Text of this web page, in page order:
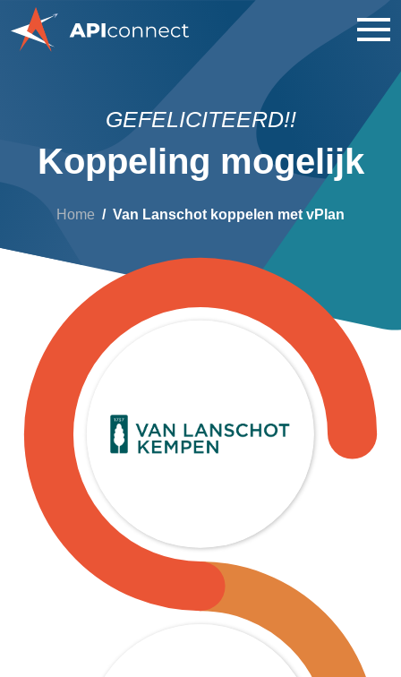
GEFELICITEERD!!
Koppeling mogelijk
Home Van Lanschot koppelen met vPlan